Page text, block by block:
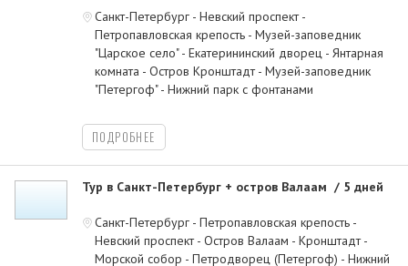
Санкт-Петербург - Невский проспект -
Петропавловская крепость - Музей-заповедник
"Царское село" - Екатерининский дворец - Янтарная
комната - Остров Кронштадт - Музей-заповедник
"Петергоф" - Нижний парк с фонтанами
ПОДРОБНЕЕ
Тур в Санкт-Петербург + остров Валаам 5 дней
Санкт-Петербург - Петропавловская крепость -
Невский проспект - Остров Валаам - Кронштадт -
Морской собор - Петродворец (Петергоф) - Нижний